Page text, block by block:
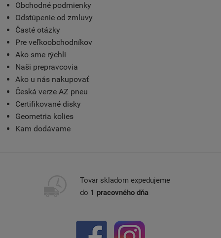
Obchodné podmienky
Odstúpenie od zmluvy
Časté otázky
Pre veľkoobchodníkov
Ako sme rýchli
Naši prepravcovia
Ako u nás nakupovať
Česká verze AZ pneu
Certifikované disky
Geometria kolies
Kam dodávame
Tovar skladom expedujeme
do 1 pracovného dňa